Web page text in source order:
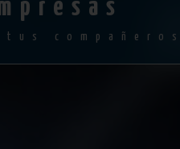
compañeros